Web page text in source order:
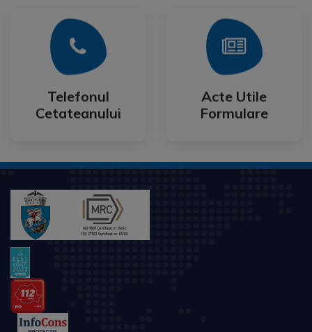
Telefonul
Cetateanului
Telefonul
Cetateanului
Mai Mult
Acte Utile
Formulare
Acte Utile
Formulare
Mai Mult